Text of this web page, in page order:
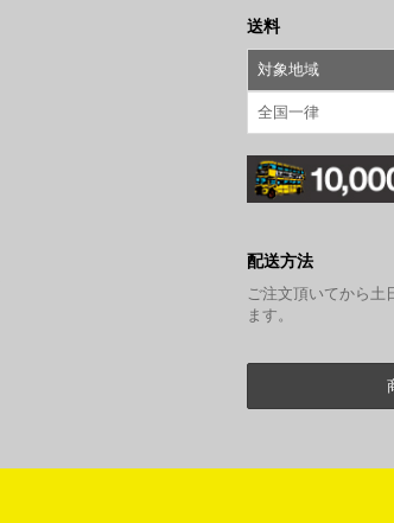
送料
対象地域
全国一律
配送方法
ご注文頂いてから土
ます。